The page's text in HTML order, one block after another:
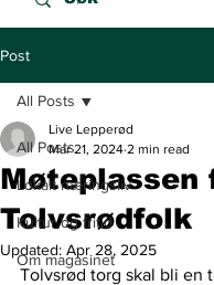
Post
All Posts
Lokalt næringsliv
Kultur og fritid
Om magasinet
All Posts
Møteplassen
Tolvsrødfolk
Live Lepperød
Mar 21, 2024 2 min read
Updated: Apr 28, 2025
Tolvsrød torg skal bli en